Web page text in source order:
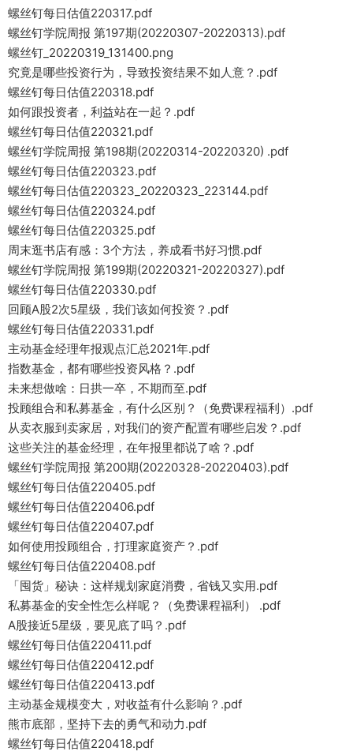
螺丝钉每日估值220317.pdf
螺丝钉学院周报 第197期(20220307-20220313).pdf
螺丝钉_20220319_131400.png
究竟是哪些投资行为，导致投资结果不如人意？.pdf
螺丝钉每日估值220318.pdf
如何跟投资者，利益站在一起？.pdf
螺丝钉每日估值220321.pdf
螺丝钉学院周报 第198期(20220314-20220320) .pdf
螺丝钉每日估值220323.pdf
螺丝钉每日估值220323_20220323_223144.pdf
螺丝钉每日估值220324.pdf
螺丝钉每日估值220325.pdf
周末逛书店有感：3个方法，养成看书好习惯.pdf
螺丝钉学院周报 第199期(20220321-20220327).pdf
螺丝钉每日估值220330.pdf
回顾A股2次5星级，我们该如何投资？.pdf
螺丝钉每日估值220331.pdf
主动基金经理年报观点汇总2021年.pdf
指数基金，都有哪些投资风格？.pdf
未来想做啥：日拱一卒，不期而至.pdf
投顾组合和私募基金，有什么区别？（免费课程福利）.pdf
从卖衣服到卖家居，对我们的资产配置有哪些启发？.pdf
这些关注的基金经理，在年报里都说了啥？.pdf
螺丝钉学院周报 第200期(20220328-20220403).pdf
螺丝钉每日估值220405.pdf
螺丝钉每日估值220406.pdf
螺丝钉每日估值220407.pdf
如何使用投顾组合，打理家庭资产？.pdf
螺丝钉每日估值220408.pdf
「囤货」秘诀：这样规划家庭消费，省钱又实用.pdf
私募基金的安全性怎么样呢？（免费课程福利） .pdf
A股接近5星级，要见底了吗？.pdf
螺丝钉每日估值220411.pdf
螺丝钉每日估值220412.pdf
螺丝钉每日估值220413.pdf
主动基金规模变大，对收益有什么影响？.pdf
熊市底部，坚持下去的勇气和动力.pdf
螺丝钉每日估值220418.pdf